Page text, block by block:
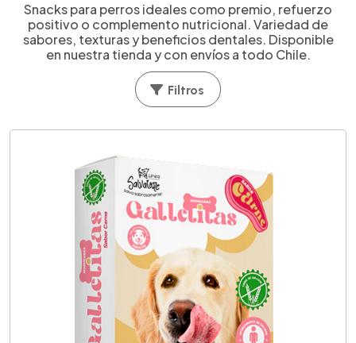
Snacks para perros ideales como premio, refuerzo
positivo o complemento nutricional. Variedad de
sabores, texturas y beneficios dentales. Disponible
en nuestra tienda y con envíos a todo Chile.
Filtros